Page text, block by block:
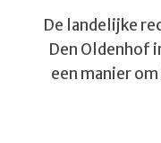
De landelijke
Den Oldenhof
een manier